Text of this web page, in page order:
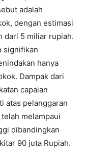
adalah
dengan estimasi
dari 5 miliar rupiah.
signifikan
hanya
Dampak dari
capaian
atas pelanggaran
melampaui
dibandingkan
90 juta Rupiah.